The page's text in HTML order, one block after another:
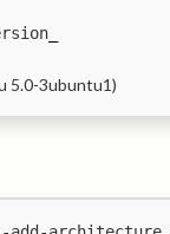
5.0-3ubuntu1)